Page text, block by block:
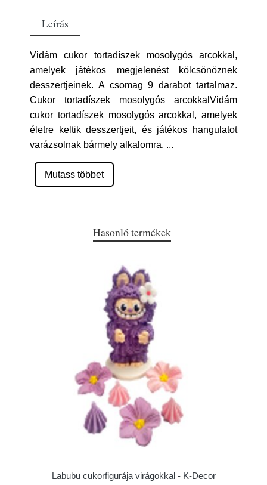
Leírás
Vidám cukor tortadíszek mosolygós arcokkal,
amelyek játékos megjelenést kölcsönöznek
desszertjeinek. A csomag 9 darabot tartalmaz.
Cukor tortadíszek mosolygós arcokkalVidám
cukor tortadíszek mosolygós arcokkal, amelyek
életre keltik desszertjeit, és játékos hangulatot
varázsolnak bármely alkalomra. ...
Mutass többet
Hasonló termékek
Labubu cukorfigurája virágokkal - K-Decor